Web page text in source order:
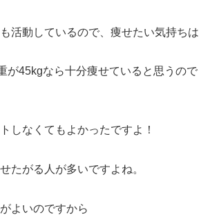
活動しているので、痩せたい気持ちは
が45kgなら十分痩せていると思うので
しなくてもよかったですよ！
たがる人が多いですよね。
よいのですから